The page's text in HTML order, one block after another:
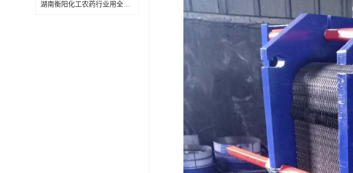
湖南衡阳化工农药行业用全焊接板式冷凝器专业定制